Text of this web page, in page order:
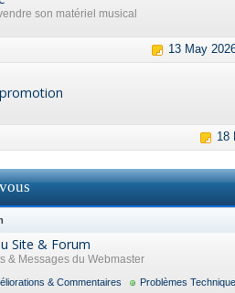
son matériel musical
13 May
18
Site & Forum
& Messages du Webmaster
& Commentaires Problèmes